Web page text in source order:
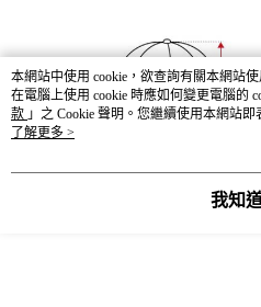
本網站中使用 cookie，欲查詢有關本網站
在電腦上使用 cookie 時應如何變更電腦的
款 」之 Cookie 聲明。您繼續使用本網站
之 Cookie 聲明使用 cookie。
了解更多 >
我知